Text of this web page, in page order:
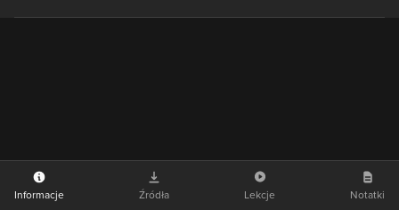
Informacje Źródła Lekcje Notatki